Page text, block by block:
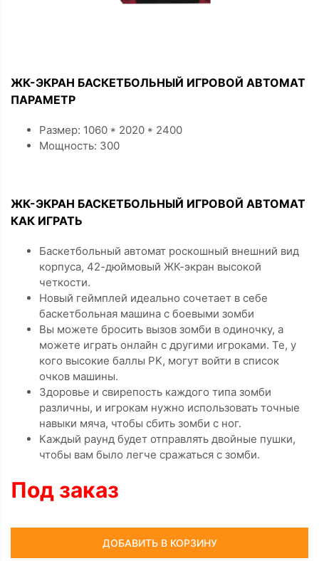
ЖК-ЭКРАН БАСКЕТБОЛЬНЫЙ ИГРОВОЙ АВТОМАТ
ПАРАМЕТР
Размер: 1060 * 2020 * 2400
Мощность: 300
ЖК-ЭКРАН БАСКЕТБОЛЬНЫЙ ИГРОВОЙ АВТОМАТ
КАК ИГРАТЬ
Баскетбольный автомат роскошный внешний вид
корпуса, 42-дюймовый ЖК-экран высокой
четкости.
Новый геймплей идеально сочетает в себе
баскетбольная машина с боевыми зомби
Вы можете бросить вызов зомби в одиночку, а
можете играть онлайн с другими игроками. Те, у
кого высокие баллы PK, могут войти в список
очков машины.
Здоровье и свирепость каждого типа зомби
различны, и игрокам нужно использовать точные
навыки мяча, чтобы сбить зомби с ног.
Каждый раунд будет отправлять двойные пушки,
чтобы вам было легче сражаться с зомби.
Под заказ
ДОБАВИТЬ В КОРЗИНУ